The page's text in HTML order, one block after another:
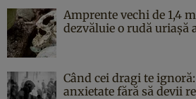
Amprente vechi de 1,4
dezvăluie o rudă uriașă
Când cei dragi te
anxietate fără să devii